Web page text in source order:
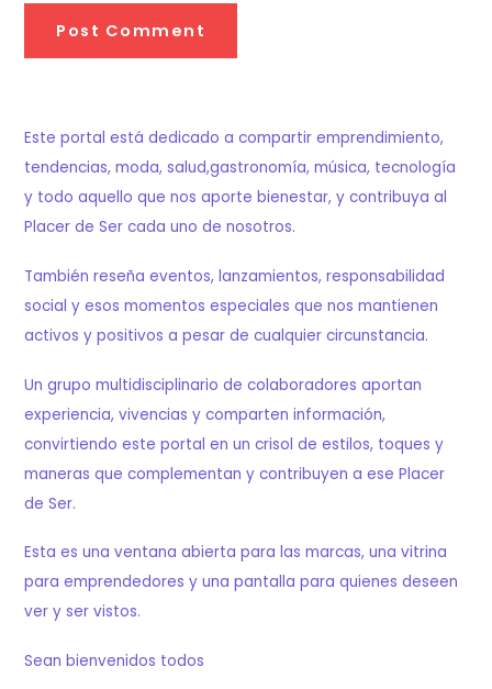
Este portal está dedicado a compartir emprendimiento,
tendencias, moda, salud,gastronomía, música, tecnología
y todo aquello que nos aporte bienestar, y contribuya al
Placer de Ser cada uno de nosotros.
También reseña eventos, lanzamientos, responsabilidad
social y esos momentos especiales que nos mantienen
activos y positivos a pesar de cualquier circunstancia.
Un grupo multidisciplinario de colaboradores aportan
experiencia, vivencias y comparten información,
convirtiendo este portal en un crisol de estilos, toques y
maneras que complementan y contribuyen a ese Placer
de Ser.
Esta es una ventana abierta para las marcas, una vitrina
para emprendedores y una pantalla para quienes deseen
ver y ser vistos.
Sean bienvenidos todos